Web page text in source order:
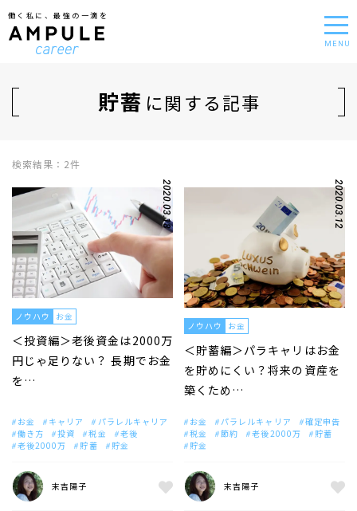
働く私に、最強の一滴を
MENU
貯蓄 に関する記事
検索結果：2件
2020.03.18
ノウハウ お金
＜投資編＞老後資金は2000万
円じゃ足りない？ 長期でお金
を…
お金 キャリア
パラレルキャリア
働き方
投資 税金
老後
老後2000万
貯蓄 貯金
末吉陽子
2020.03.12
ノウハウ お金
＜貯蓄編＞パラキャリはお金
を貯めにくい？将来の資産を
築くため…
お金 パラレルキャリア
確定申告
税金
節約 老後2000万
貯蓄
貯金
末吉陽子